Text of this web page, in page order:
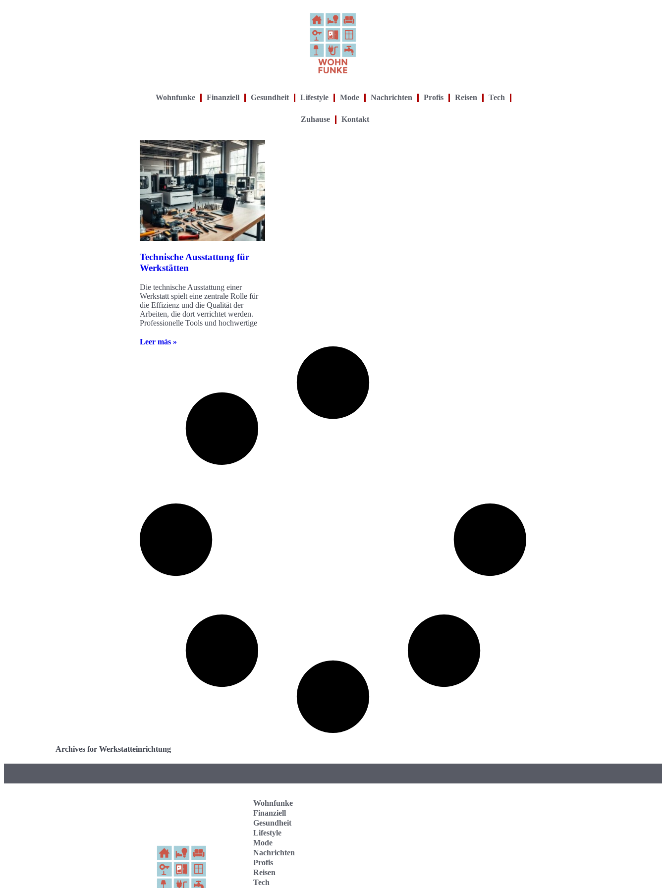
Wohnfunke Finanziell Gesundheit Lifestyle Mode Nachrichten Profis Reisen Tech
Zuhause Kontakt
Technische Ausstattung für
Werkstätten
Die technische Ausstattung einer
Werkstatt spielt eine zentrale Rolle für
die Effizienz und die Qualität der
Arbeiten, die dort verrichtet werden.
Professionelle Tools und hochwertige
Leer más »
Archives for Werkstatteinrichtung
Wohnfunke
Finanziell
Gesundheit
Lifestyle
Mode
Nachrichten
Profis
Reisen
Tech